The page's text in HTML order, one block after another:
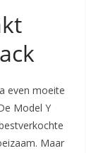
even moeite
Model Y
Maar